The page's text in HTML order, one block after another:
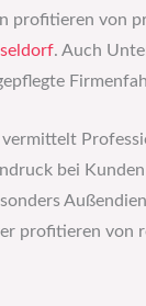
profitieren von
. Auch
vermittelt
bei
profitieren von